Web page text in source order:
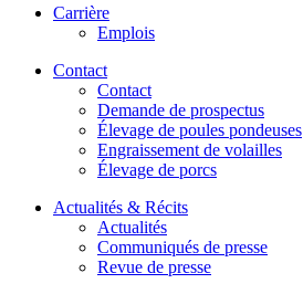
Carrière
Emplois
Contact
Contact
Demande de prospectus
Élevage de poules pondeuses
Engraissement de volailles
Élevage de porcs
Actualités & Récits
Actualités
Communiqués de presse
Revue de presse